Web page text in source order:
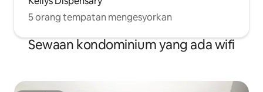
5 orang tempatan mengesyorkan
Sewaan kondominium yang ada wifi